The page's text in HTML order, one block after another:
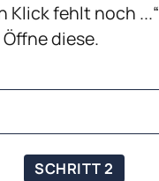
Klick fehlt noch ...“
diese.
SCHRITT 2